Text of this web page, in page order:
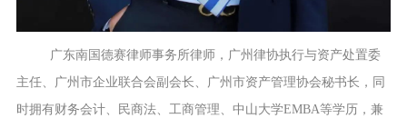
广东南国德赛律师事务所律师，广州律协执行与资产处置委
主任、广州市企业联合会副会长、广州市资产管理协会秘书长，同
时拥有财务会计、民商法、工商管理、中山大学EMBA等学历，兼